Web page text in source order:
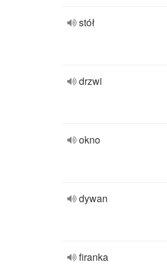
stół
drzwi
okno
dywan
firanka